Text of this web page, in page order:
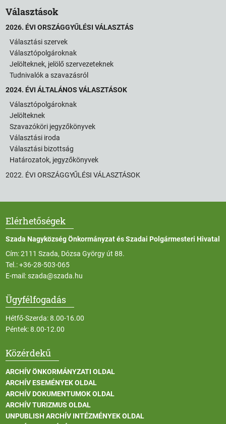
Választások
2026. ÉVI ORSZÁGGYŰLÉSI VÁLASZTÁS
Választási szervek
Választópolgároknak
Jelölteknek, jelölő szervezeteknek
Tudnivalók a szavazásról
2024. ÉVI ÁLTALÁNOS VÁLASZTÁSOK
Választópolgároknak
Jelölteknek
Szavazóköri jegyzőkönyvek
Választási iroda
Választási bizottság
Határozatok, jegyzőkönyvek
2022. ÉVI ORSZÁGGYŰLÉSI VÁLASZTÁSOK
Elérhetőségek
Szada Nagyközség Önkormányzat és Szadai Polgármesteri Hivatal
Cím: 2111 Szada, Dózsa György út 88.
Tel.:+36-28-503-065
E-mail:szada@szada.hu
Ügyfélfogadás
Hétfő-Szerda: 8.00-16.00
Péntek: 8.00-12.00
Közérdekű
ARCHÍV ÖNKORMÁNYZATI OLDAL
ARCHÍV ESEMÉNYEK OLDAL
ARCHÍV DOKUMENTUMOK OLDAL
ARCHÍV TURIZMUS OLDAL
UNPUBLISH ARCHÍV INTÉZMÉNYEK OLDAL